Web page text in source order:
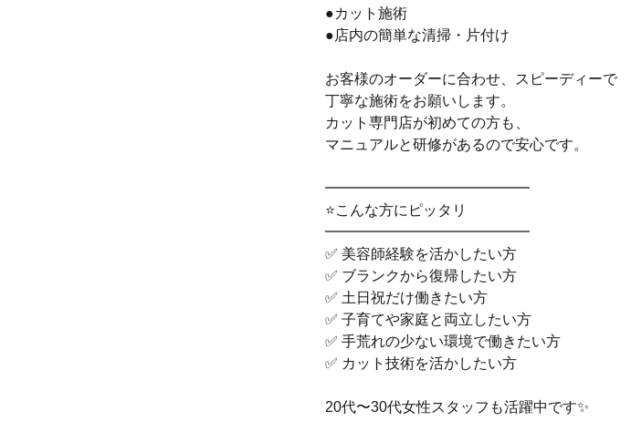
●カット施術
●店内の簡単な清掃・片付け
お客様のオーダーに合わせ、スピーディーで
丁寧な施術をお願いします。
カット専門店が初めての方も、
マニュアルと研修があるので安心です。
━━━━━━━━━━━━━━
⭐こんな方にピッタリ
━━━━━━━━━━━━━━
✅ 美容師経験を活かしたい方
✅ ブランクから復帰したい方
✅ 土日祝だけ働きたい方
✅ 子育てや家庭と両立したい方
✅ 手荒れの少ない環境で働きたい方
✅ カット技術を活かしたい方
20代〜30代女性スタッフも活躍中です✨